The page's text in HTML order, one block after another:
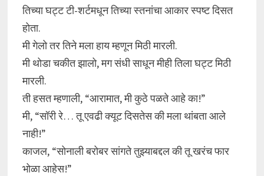
तिच्या घट्ट टी-शर्टमधून तिच्या स्तनांचा आकार स्पष्ट दिसत
होता.
मी गेलो तर तिने मला हाय म्हणून मिठी मारली.
मी थोडा चकीत झालो, मग संधी साधून मीही तिला घट्ट मिठी
मारली.
ती हसत म्हणाली, “आरामात, मी कुठे पळते आहे का!”
मी, “सॉरी रे… तू एवढी क्यूट दिसतेस की मला थांबता आले
नाही!”
काजल, “सोनाली बरोबर सांगते तुझ्याबद्दल की तू खरंच फार
भोळा आहेस!”